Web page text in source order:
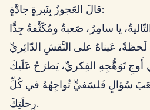
قالَ العَجوزُ بِنَبرةٍ جادَّةٍ:
أَوجِ تَوَهُّجِهِ الفِكريِّ، يَطرَحُ عَلَيكَ
سُؤالٍ فَلسَفيٍّ تُواجِهُهُ في كُلِّ
رِحلَتِكَ.